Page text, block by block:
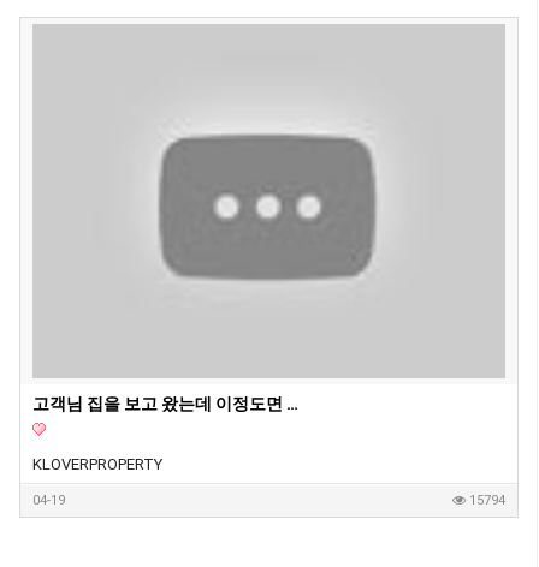
고객님 집을 보고 왔는데 이정도면 제가 들어가서 살고싶은 딱 그 집이네요. 호주 부동산 투자, 내집마련할때 고려하면 좋은 옵션들
KLOVERPROPERTY
04-19 15794